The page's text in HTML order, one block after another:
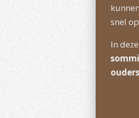
snel
In